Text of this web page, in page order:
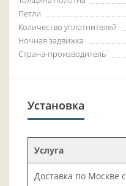
Петли
Количество уплотнителей
Ночная задвижка
Страна-производитель
Установка
Услуга
Доставка по Москве с